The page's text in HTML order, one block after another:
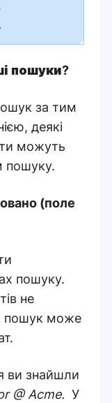
.
пошуки?
за тим
деякі
можуть
пошуку.
(поле
пошуку.
не
пошук може
.
ви знайшли
@ Acme. У